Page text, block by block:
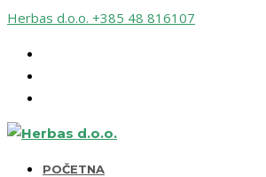
Herbas d.o.o. +385 48 816107
POČETNA